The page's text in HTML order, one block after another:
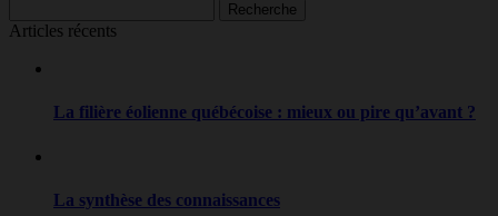
Recherche
Articles récents
La filière éolienne québécoise : mieux ou pire qu’avant ?
La synthèse des connaissances